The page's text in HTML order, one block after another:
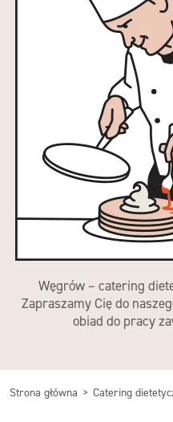
Węgrów – catering
Zapraszamy Cię do
obiad do pracy
Strona główna Catering